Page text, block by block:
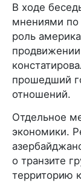
В ходе
мнениями по
роль
прошедший
отношений.
Отдельное
экономики.
о транзите
территорию